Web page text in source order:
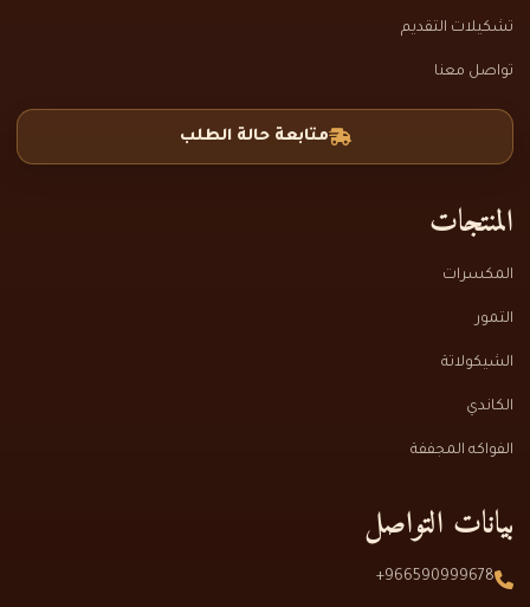
تشكيلات التقديم
تواصل معنا
متابعة حالة الطلب
المنتجات
المكسرات
التمور
الشيكولاتة
الكاندي
الفواكه المجففة
بيانات التواصل
966590999678+